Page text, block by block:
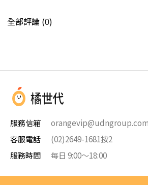
全部評論 (0)
服務信箱
orangevip@udngroup.com
客服電話
(02)2649-1681按2
服務時間
每日 9:00～18:00